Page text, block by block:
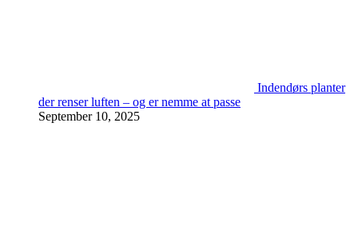
Indendørs planter
der renser luften – og er nemme at passe
September 10, 2025